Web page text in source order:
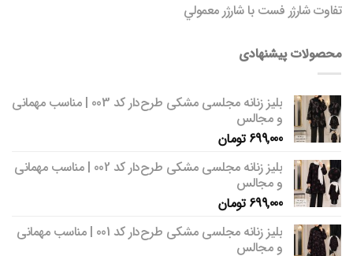
تفاوت شارژر فست با شارژر معمولي
محصولات پیشنهادی
بلیز زنانه مجلسی مشکی طرح‌دار کد 003 | مناسب مهمانی
و مجالس
699,000 تومان
بلیز زنانه مجلسی مشکی طرح‌دار کد 002 | مناسب مهمانی
و مجالس
699,000 تومان
بلیز زنانه مجلسی مشکی طرح‌دار کد 001 | مناسب مهمانی
و مجالس